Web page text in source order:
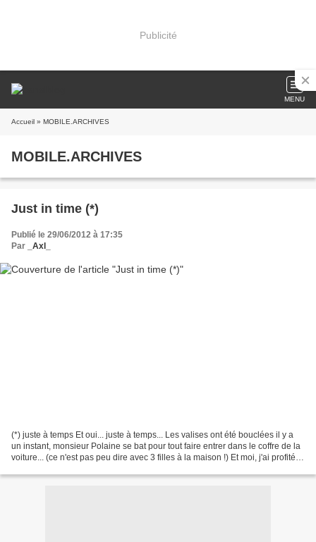
Publicité
MENU
Accueil » MOBILE.ARCHIVES
MOBILE.ARCHIVES
Just in time (*)
Publié le 29/06/2012 à 17:35
Par
_Axl_
(*) juste à temps Et oui... juste à temps... Les valises ont été bouclées il y a
un instant, monsieur Polaine se bat pour tout faire entrer dans le coffre de la
voiture... (ce n'est pas peu dire avec 3 filles à la maison !) Et moi, j'ai profité